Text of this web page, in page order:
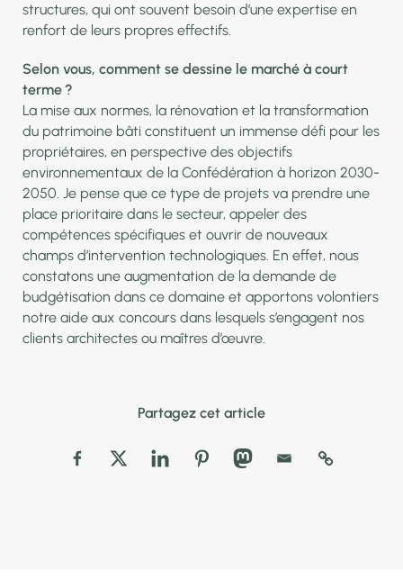
structures, qui ont souvent besoin d’une expertise en
renfort de leurs propres effectifs.
Selon vous, comment se dessine le marché à court
terme ?
La mise aux normes, la rénovation et la transformation
du patrimoine bâti constituent un immense défi pour les
propriétaires, en perspective des objectifs
environnementaux de la Confédération à horizon 2030-
2050. Je pense que ce type de projets va prendre une
place prioritaire dans le secteur, appeler des
compétences spécifiques et ouvrir de nouveaux
champs d’intervention technologiques. En effet, nous
constatons une augmentation de la demande de
budgétisation dans ce domaine et apportons volontiers
notre aide aux concours dans lesquels s’engagent nos
clients architectes ou maîtres d’œuvre.
Partagez cet article